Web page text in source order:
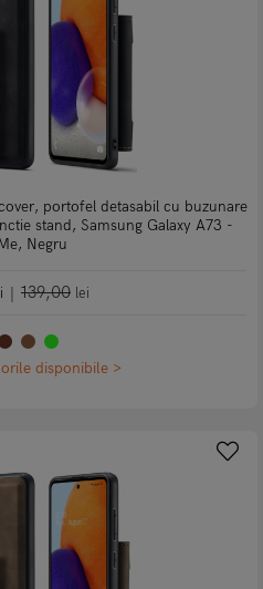
portofel detasabil cu buzunare
stand, Samsung Galaxy A73 -
Negru
139,00 lei
disponibile >